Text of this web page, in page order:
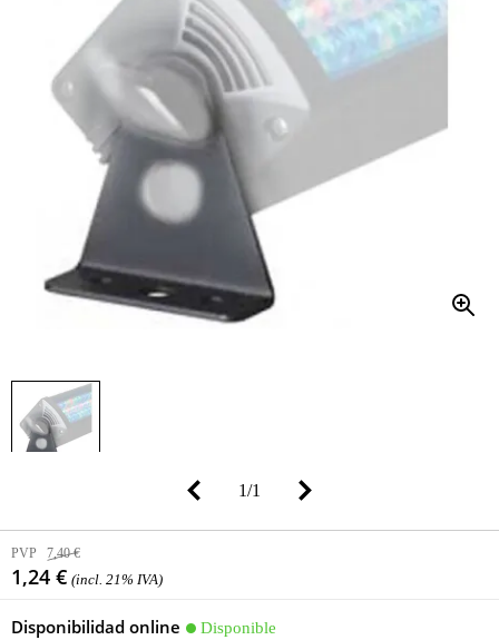
1/1
PVP 7,40 €
1,24 € (incl. 21% IVA)
Disponibilidad online
Disponible